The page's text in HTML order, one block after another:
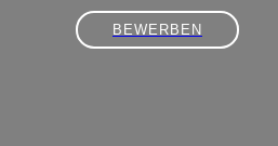
BEWERBEN